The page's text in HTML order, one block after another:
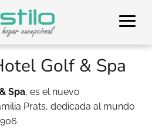
Golf & Spa
Spa, es el nuevo
Prats, dedicada al mundo